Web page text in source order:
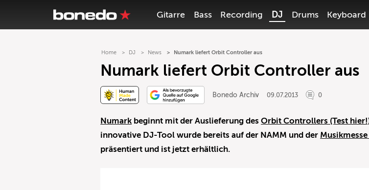
Gitarre Bass Recording DJ Drums Keyboard
Home DJ News Numark liefert Orbit Controller aus
Numark liefert Orbit Controller aus
Bonedo Archiv 09.07.2013 0
Numark beginnt mit der Auslieferung desOrbit Controllers (Test
innovative DJ-Tool wurde bereits auf der NAMM und der
präsentiert und ist jetzt erhältlich.